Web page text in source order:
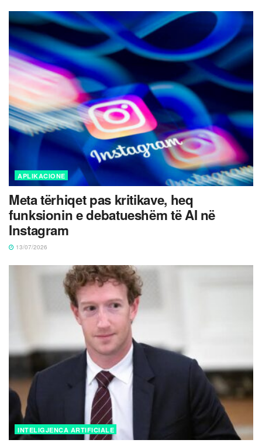
APLIKACIONE
Meta tërhiqet pas kritikave, heq
funksionin e debatueshëm të AI në
Instagram
13/07/2026
INTELIGJENCA ARTIFICIALE